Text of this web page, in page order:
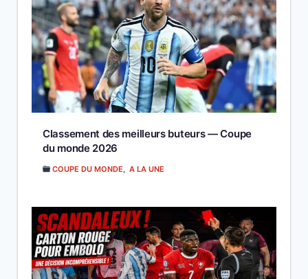
Classement des meilleurs buteurs — Coupe
du monde 2026
COUPE DU MONDE A LA UNE